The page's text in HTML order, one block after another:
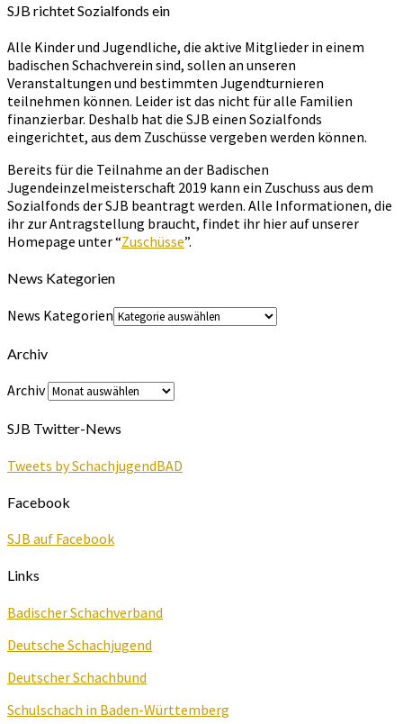
SJB richtet Sozialfonds ein
Alle Kinder und Jugendliche, die aktive Mitglieder in einem
badischen Schachverein sind, sollen an unseren
Veranstaltungen und bestimmten Jugendturnieren
teilnehmen können. Leider ist das nicht für alle Familien
finanzierbar. Deshalb hat die SJB einen Sozialfonds
eingerichtet, aus dem Zuschüsse vergeben werden können.
Bereits für die Teilnahme an der Badischen
Jugendeinzelmeisterschaft 2019 kann ein Zuschuss aus dem
Sozialfonds der SJB beantragt werden. Alle Informationen, die
ihr zur Antragstellung braucht, findet ihr hier auf unserer
Homepage unter “Zuschüsse”.
News Kategorien
News Kategorien
Archiv
Archiv
SJB Twitter-News
Tweets by SchachjugendBAD
Facebook
SJB auf Facebook
Links
Badischer Schachverband
Deutsche Schachjugend
Deutscher Schachbund
Schulschach in Baden-Württemberg